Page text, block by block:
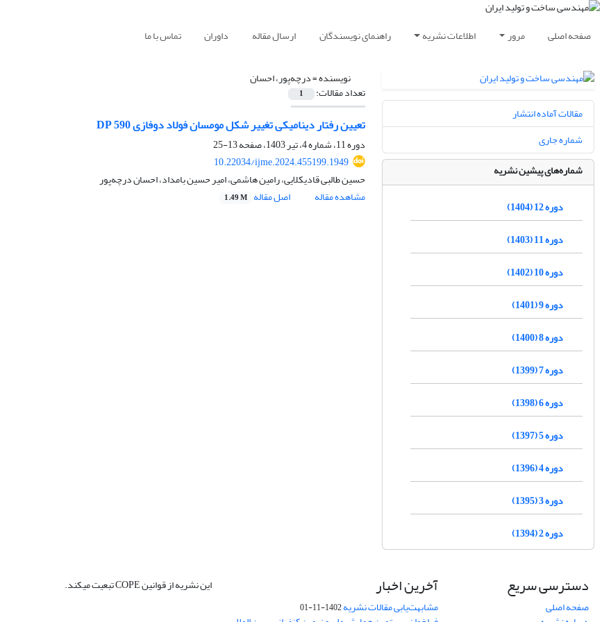
صفحه اصلی مرور اطلاعات نشریه راهنمای نویسندگان ارسال مقاله داوران تماس با ما
نویسنده =درچه‌پور، احسان
تعداد مقالات: 1
تعیین رفتار دینامیکی تغییر شکل مومسان فولاد دوفازی DP 590
دوره 11، شماره 4، تیر 1403، صفحه
13-25
10.22034/ijme.2024.455199.1949
حسین طالبی قادیکلایی، رامین هاشمی، امیر حسین بامداد، احسان درچه‌پور
مشاهده مقاله
اصل مقاله 1.49 M
مقالات آماده انتشار
شماره جاری
شماره‌های پیشین نشریه
دوره 12 (1404)
دوره 11 (1403)
دوره 10 (1402)
دوره 9 (1401)
دوره 8 (1400)
دوره 7 (1399)
دوره 6 (1398)
دوره 5 (1397)
دوره 4 (1396)
دوره 3 (1395)
دوره 2 (1394)
دسترسی سریع
صفحه اصلی
آخرین اخبار
مشابهت‌یابی مقالات نشریه1402-11-01
این نشریه از قوانین COPE تبعیت میکند.